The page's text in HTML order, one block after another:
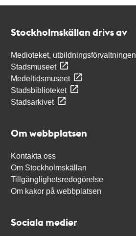
Stockholmskällan drivs av
Medioteket, utbildningsförvaltningen
Stadsmuseet
Medeltidsmuseet
Stadsbiblioteket
Stadsarkivet
Om webbplatsen
Kontakta oss
Om Stockholmskällan
Tillgänglighetsredogörelse
Om kakor på webbplatsen
Sociala medier